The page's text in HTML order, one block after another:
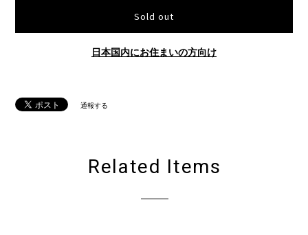
Sold out
日本国内にお住まいの方向け
通報する
Related Items